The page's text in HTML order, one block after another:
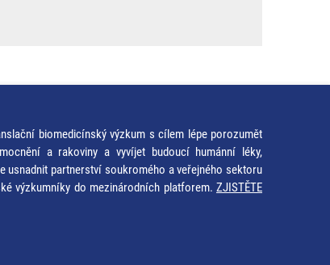
biomedicínský výzkum s cílem lépe porozumět
a rakoviny a vyvíjet budoucí humánní léky,
usnadnit partnerství soukromého a veřejného sektoru
výzkumníky do mezinárodních platforem. ZJISTĚTE